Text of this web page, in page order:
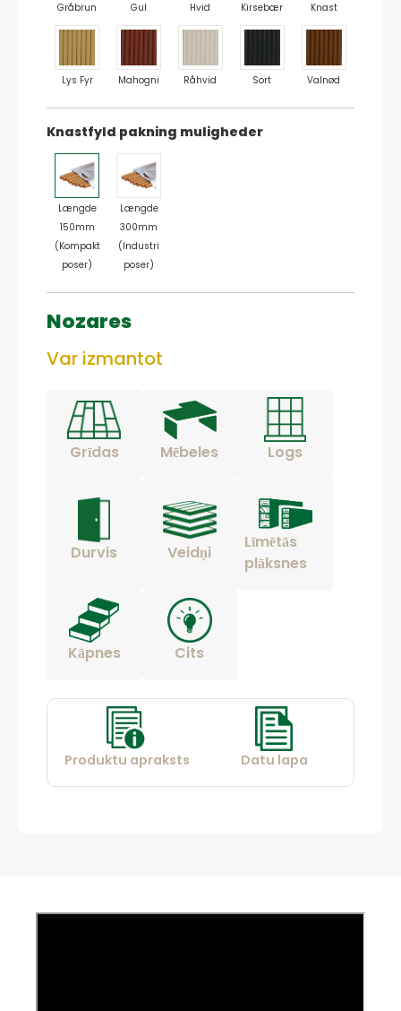
Gråbrun Gul Hvid Kirsebær Knast
Lys Fyr Mahogni Råhvid Sort Valnød
Knastfyld pakning muligheder
Længde
150mm
(Kompakt
poser)
Længde
300mm
(Industri
poser)
Nozares
Var izmantot
Grīdas Mēbeles Logs
Durvis Veidņi
Līmētās
plāksnes
Kāpnes Cits
Produktu apraksts Datu lapa